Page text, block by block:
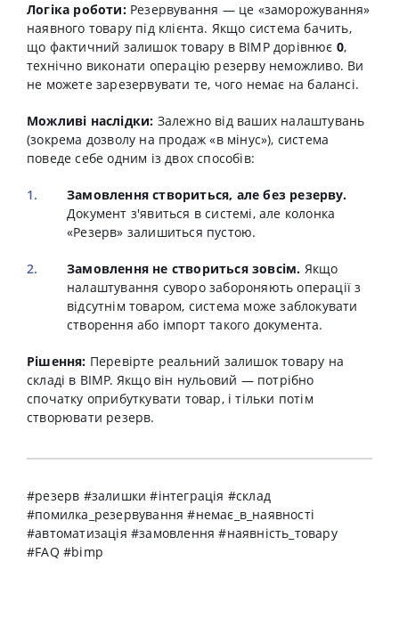
Логіка роботи:Резервування — це «заморожування»
наявного товару під клієнта. Якщо система бачить,
що фактичний залишок товару в BIMP дорівнює 0,
технічно виконати операцію резерву неможливо. Ви
не можете зарезервувати те, чого немає на балансі.
Можливі наслідки: Залежно від ваших налаштувань
(зокрема дозволу на продаж «в мінус»), система
поведе себе одним із двох способів:
Замовлення створиться, але без резерву.
Документ з'явиться в системі, але колонка
«Резерв» залишиться пустою.
Замовлення не створиться зовсім. Якщо
налаштування суворо забороняють операції з
відсутнім товаром, система може заблокувати
створення або імпорт такого документа.
Рішення: Перевірте реальний залишок товару на
складі в BIMP. Якщо він нульовий — потрібно
спочатку оприбуткувати товар, і тільки потім
створювати резерв.
#резерв #залишки #інтеграція #склад
#помилка_резервування #немає_в_наявності
#автоматизація #замовлення #наявність_товару
#FAQ #bimp